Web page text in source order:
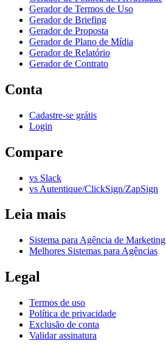
Gerador de Termos de Uso
Gerador de Briefing
Gerador de Proposta
Gerador de Plano de Mídia
Gerador de Relatório
Gerador de Contrato
Conta
Cadastre-se grátis
Login
Compare
vs Slack
vs Autentique/ClickSign/ZapSign
Leia mais
Sistema para Agência de Marketing
Melhores Sistemas para Agências
Legal
Termos de uso
Política de privacidade
Exclusão de conta
Validar assinatura